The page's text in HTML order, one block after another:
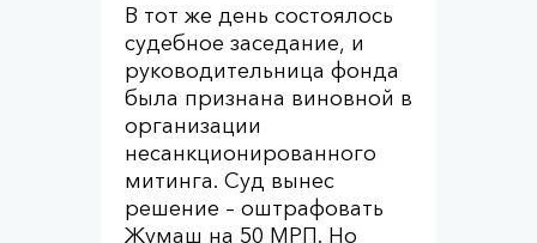
В тот же день состоялось
судебное заседание, и
руководительница фонда
была признана виновной в
организации
несанкционированного
митинга. Суд вынес
решение – оштрафовать
Жумаш на 50 МРП. Но